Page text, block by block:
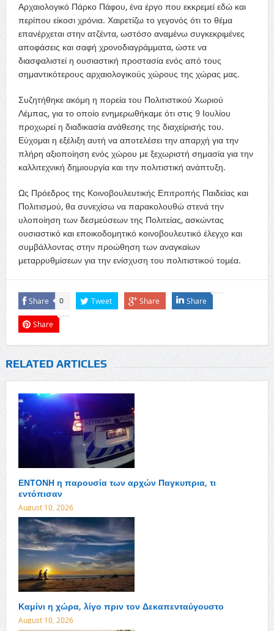
Αρχαιολογικό Πάρκο Πάφου, ένα έργο που εκκρεμεί εδώ και
περίπου είκοσι χρόνια. Χαιρετίζω το γεγονός ότι το θέμα
επανέρχεται στην ατζέντα, ωστόσο αναμένω συγκεκριμένες
αποφάσεις και σαφή χρονοδιαγράμματα, ώστε να
διασφαλιστεί η ουσιαστική προστασία ενός από τους
σημαντικότερους αρχαιολογικούς χώρους της χώρας μας.
Συζητήθηκε ακόμη η πορεία του Πολιτιστικού Χωριού
Λέμπας, για το οποίο ενημερωθήκαμε ότι στις 9 Ιουλίου
προχωρεί η διαδικασία ανάθεσης της διαχείρισής του.
Εύχομαι η εξέλιξη αυτή να αποτελέσει την απαρχή για την
πλήρη αξιοποίηση ενός χώρου με ξεχωριστή σημασία για την
καλλιτεχνική δημιουργία και την πολιτιστική ανάπτυξη.
Ως Πρόεδρος της Κοινοβουλευτικής Επιτροπής Παιδείας και
Πολιτισμού, θα συνεχίσω να παρακολουθώ στενά την
υλοποίηση των δεσμεύσεων της Πολιτείας, ασκώντας
ουσιαστικό και εποικοδομητικό κοινοβουλευτικό έλεγχο και
συμβάλλοντας στην προώθηση των αναγκαίων
μεταρρυθμίσεων για την ενίσχυση του πολιτιστικού τομέα.
Share 0 Tweet Share Share
Share
RELATED ARTICLES
ΕΝΤΟΝΗ η παρουσία των αρχών Παγκυπρια, τι
εντόπισαν
August 10, 2026
Καμίνι η χώρα, λίγο πριν τον Δεκαπενταύγουστο
August 10, 2026